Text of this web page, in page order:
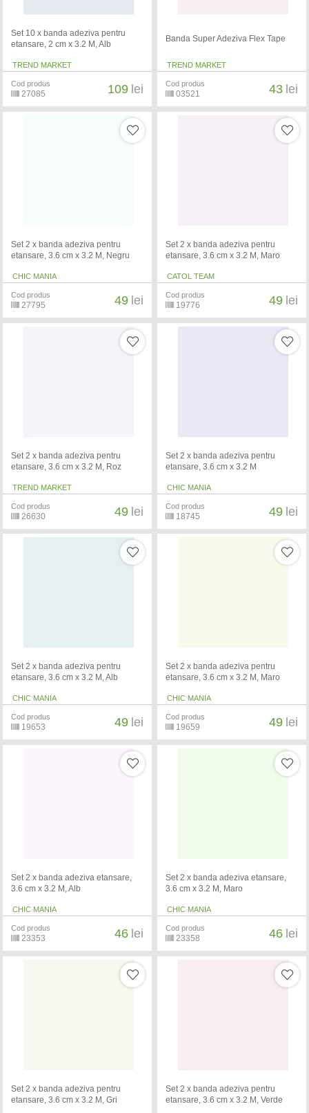
Set 10 x banda adeziva pentru
etansare, 2 cm x 3.2 M, Alb
TREND MARKET
Cod produs
27085 109 lei
Banda Super Adeziva Flex Tape
TREND MARKET
Cod produs
03521 43 lei
Set 2 x banda adeziva pentru
etansare, 3.6 cm x 3.2 M, Negru
CHIC MANIA
Cod produs
27795 49 lei
Set 2 x banda adeziva pentru
etansare, 3.6 cm x 3.2 M, Maro
CATOL TEAM
Cod produs
19776 49 lei
Set 2 x banda adeziva pentru
etansare, 3.6 cm x 3.2 M, Roz
TREND MARKET
Cod produs
26630 49 lei
Set 2 x banda adeziva pentru
etansare, 3.6 cm x 3.2 M
CHIC MANIA
Cod produs
18745 49 lei
Set 2 x banda adeziva pentru
etansare, 3.6 cm x 3.2 M, Alb
CHIC MANIA
Cod produs
19653 49 lei
Set 2 x banda adeziva pentru
etansare, 3.6 cm x 3.2 M, Maro
CHIC MANIA
Cod produs
19659 49 lei
Set 2 x banda adeziva etansare,
3.6 cm x 3.2 M, Alb
CHIC MANIA
Cod produs
23353 46 lei
Set 2 x banda adeziva etansare,
3.6 cm x 3.2 M, Maro
CHIC MANIA
Cod produs
23358 46 lei
Set 2 x banda adeziva pentru
etansare, 3.6 cm x 3.2 M, Gri
Set 2 x banda adeziva pentru
etansare, 3.6 cm x 3.2 M, Verde